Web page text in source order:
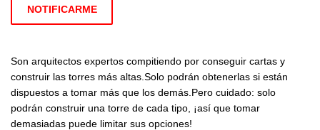
NOTIFICARME
Son arquitectos expertos compitiendo por conseguir cartas y
construir las torres más altas.Solo podrán obtenerlas si están
dispuestos a tomar más que los demás.Pero cuidado: solo
podrán construir una torre de cada tipo, ¡así que tomar
demasiadas puede limitar sus opciones!